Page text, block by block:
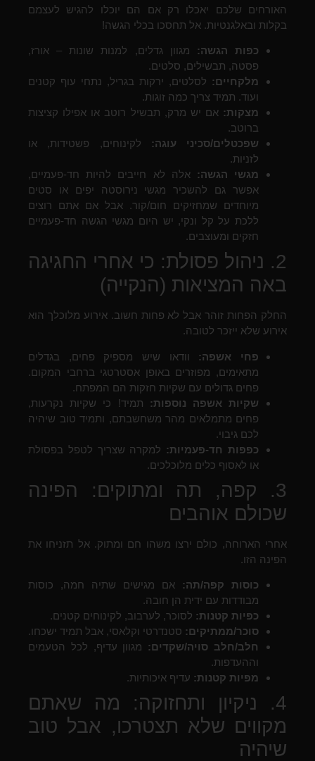
האורחים שלכם יאכלו רק אם הם יוכלו להגיש לעצמם
בקלות ובאלגנטיות. אל תחסכו בכלי הגשה!
כפות הגשה: מגוון גדלים, למנות שונות – אורז,
פסטה, תבשילים, סלטים.
מלקחיים: לסלטים, ירקות בגריל, נתחי עוף קטנים
ועוד. תמיד צריך כמה זוגות.
מצקות: אם יש מרק, תבשיל רוטב או אפילו קציצות
ברוטב.
שפכטלים/סכיני עוגה: לקינוחים, פשטידות, או
לזניות.
מגשי הגשה: אלה לא חייבים להיות חד-פעמיים,
אפשר גם להשכיר מגשי נירוסטה יפים או סטים
מיוחדים שמחזיקים חום/קור. אבל אם אתם רוצים
ללכת על קל ונקי, יש היום מגשי הגשה חד-פעמיים
חזקים ומעוצבים.
2. ניהול פסולת: כי אחרי החגיגה
באה המציאות (הנקייה)
החלק הפחות זוהר אבל לא פחות חשוב. אירוע מלוכלך הוא
אירוע שלא ייזכר לטובה.
פחי אשפה: וודאו שיש מספיק פחים, בגדלים
מתאימים, מפוזרים באופן אסטרטגי ברחבי המקום.
פחים גדולים עם שקיות חזקות הם המפתח.
שקיות אשפה נוספות: תמיד! כי שקיות נקרעות,
פחים מתמלאים מהר משחשבתם, ותמיד טוב שיהיה
לכם גיבוי.
כפפות חד-פעמיות: למקרה שצריך לטפל בפסולת
או לאסוף כלים מלוכלכים.
3. קפה, תה ומתוקים: הפינה
שכולם אוהבים
אחרי הארוחה, כולם ירצו משהו חם ומתוק. אל תזניחו את
הפינה הזו.
כוסות קפה/תה: אם מגישים שתיה חמה, כוסות
מבודדות עם ידית הן חובה.
כפיות קטנות: לסוכר, לערבוב, לקינוחים קטנים.
סוכר/ממתיקים: סטנדרטי וקלאסי, אבל תמיד ישכחו.
חלב/חלב סויה/שקדים: מגוון עדיף, לכל הטעמים
וההעדפות.
מפיות קטנות: עדיף איכותיות.
4. ניקיון ותחזוקה: מה שאתם
מקווים שלא תצטרכו, אבל טוב
שיהיה